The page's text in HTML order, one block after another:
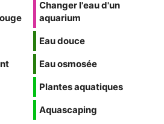
Changer l'eau d'un
aquarium
Eau douce
Eau osmosée
Plantes aquatiques
Aquascaping